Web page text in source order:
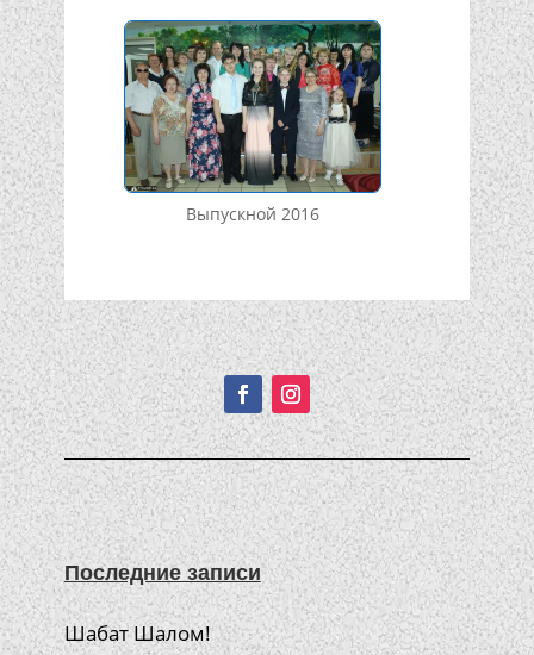
Выпускной 2016
Подписывайтесь!
Последние записи
Шабат Шалом!